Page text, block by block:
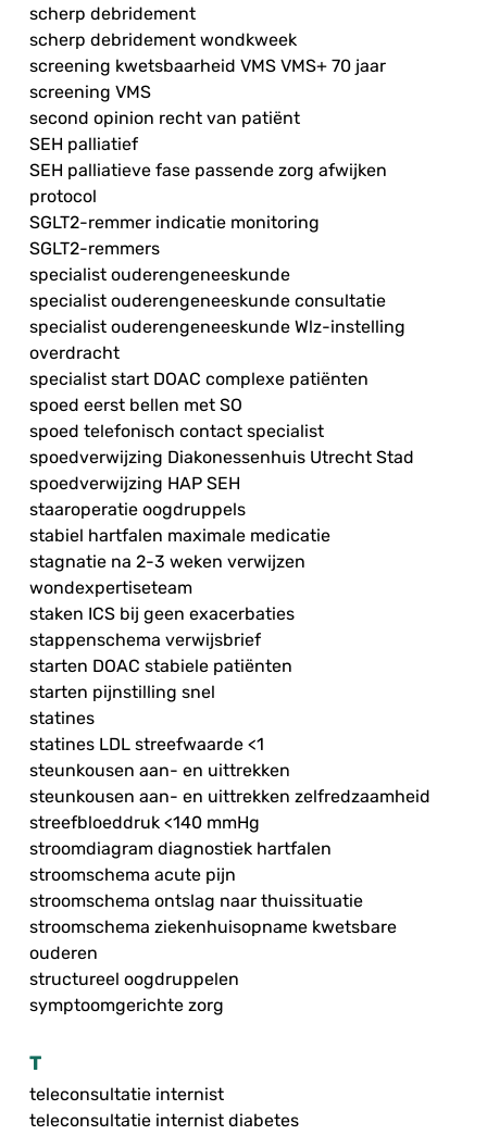
scherp debridement
scherp debridement wondkweek
screening kwetsbaarheid VMS VMS+ 70 jaar
screening VMS
second opinion recht van patiënt
SEH palliatief
SEH palliatieve fase passende zorg afwijken
protocol
SGLT2-remmer indicatie monitoring
SGLT2-remmers
specialist ouderengeneeskunde
specialist ouderengeneeskunde consultatie
specialist ouderengeneeskunde Wlz-instelling
overdracht
specialist start DOAC complexe patiënten
spoed eerst bellen met SO
spoed telefonisch contact specialist
spoedverwijzing Diakonessenhuis Utrecht Stad
spoedverwijzing HAP SEH
staaroperatie oogdruppels
stabiel hartfalen maximale medicatie
stagnatie na 2-3 weken verwijzen
wondexpertiseteam
staken ICS bij geen exacerbaties
stappenschema verwijsbrief
starten DOAC stabiele patiënten
starten pijnstilling snel
statines
statines LDL streefwaarde <1
steunkousen aan- en uittrekken
steunkousen aan- en uittrekken zelfredzaamheid
streefbloeddruk <140 mmHg
stroomdiagram diagnostiek hartfalen
stroomschema acute pijn
stroomschema ontslag naar thuissituatie
stroomschema ziekenhuisopname kwetsbare
ouderen
structureel oogdruppelen
symptoomgerichte zorg
T
teleconsultatie internist
teleconsultatie internist diabetes